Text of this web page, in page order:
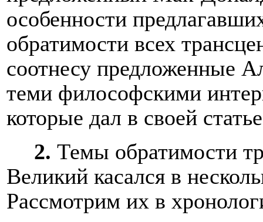
особенности
обратимости всех
соотнесу предложенные
теми философскими
которые дал в своей
2.Темы обратимости
Великий касался в
Рассмотрим их в